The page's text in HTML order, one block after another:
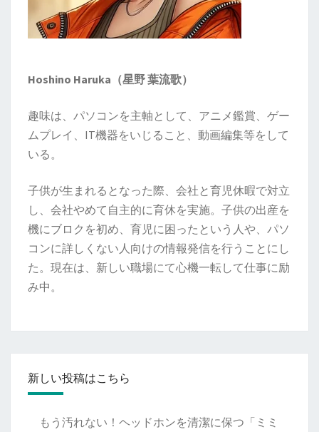
Hoshino Haruka（星野 葉流歌）
趣味は、パソコンを主軸として、アニメ鑑賞、ゲー
ムプレイ、IT機器をいじること、動画編集等をして
いる。
子供が生まれるとなった際、会社と育児休暇で対立
し、会社やめて自主的に育休を実施。子供の出産を
機にブロクを初め、育児に困ったという人や、パソ
コンに詳しくない人向けの情報発信を行うことにし
た。現在は、新しい職場にて心機一転して仕事に励
み中。
新しい投稿はこちら
もう汚れない！ヘッドホンを清潔に保つ「ミミ